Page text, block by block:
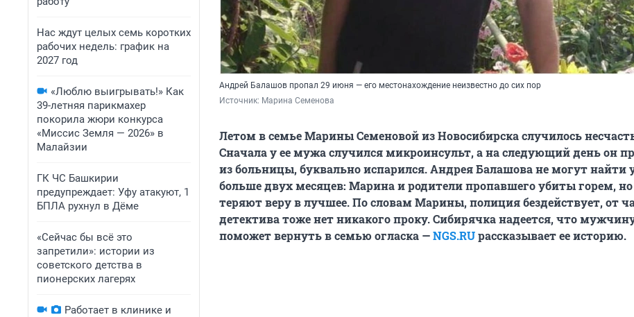
Нас ждут целых семь коротких
рабочих недель: график на
2027 год
«Люблю выигрывать!» Как
39-летняя парикмахер
покорила жюри конкурса
«Миссис Земля — 2026» в
Малайзии
ГК ЧС Башкирии
предупреждает: Уфу атакуют, 1
БПЛА рухнул в Дёме
«Сейчас бы всё это
запретили»: истории из
советского детства в
пионерских лагерях
Работает в клинике и
Андрей Балашов пропал 29 июня — его местонахождение неизвестно до сих пор
Источник: Марина Семенова
Летом в семье Марины Семеновой из Новосибирска случилось
Сначала у ее мужа случился микроинсульт, а на следующий день он
из больницы, буквально испарился. Андрея Балашова не могут найти
больше двух месяцев: Марина и родители пропавшего убиты горем, но
теряют веру в лучшее. По словам Марины, полиция бездействует, от
детектива тоже нет никакого проку. Сибирячка надеется, что
поможет вернуть в семью огласка —NGS.RUрассказывает ее историю.